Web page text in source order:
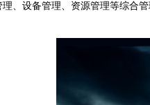
、设备管理、资源管理等综合